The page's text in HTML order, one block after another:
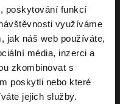
poskytování funkcí
využíváme
jak náš web používáte,
média, inzerci a
zkombinovat s
poskytli nebo které
jejich služby.